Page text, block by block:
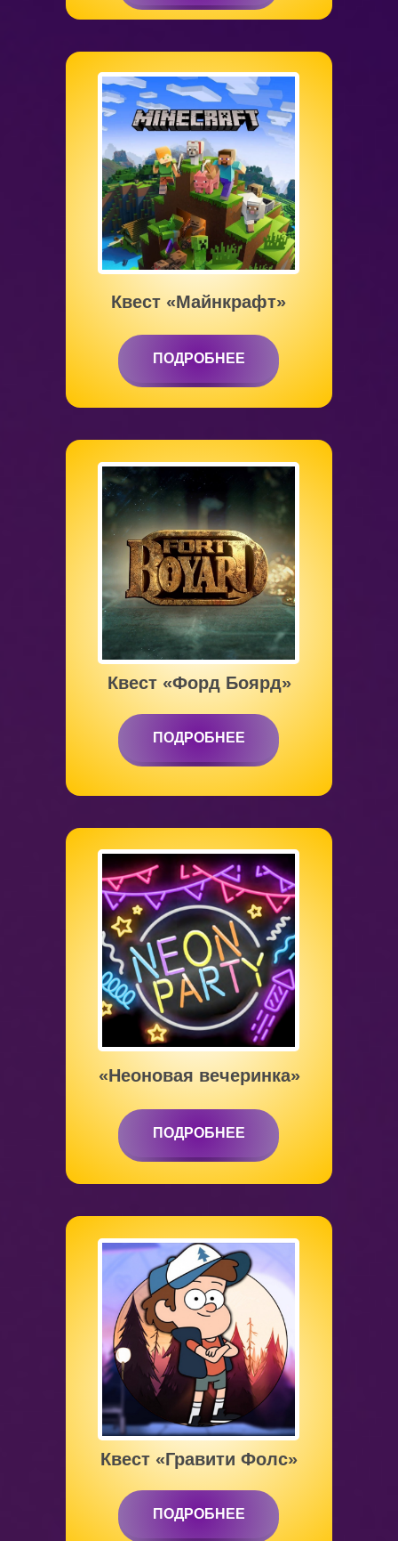
от 5 до 12 лет
ПОДРОБНЕЕ
ПОДРОБНЕЕ
«Неоновая вечеринка»
от 5 до 12 лет
ПОДРОБНЕЕ
ПОДРОБНЕЕ
Квест «Майнкрафт»
от 6 до 12 лет
ПОДРОБНЕЕ
ПОДРОБНЕЕ
Квест «Форд Боярд»
от 6 до 12 лет
ПОДРОБНЕЕ
ПОДРОБНЕЕ
Квест «Гравити Фолс»